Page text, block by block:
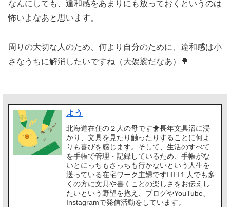
なんにしても、違和感をあまりにも放っておくというのは
怖いよなあと思います。
周りの大切な人のため、何より自分のために、違和感は小
さなうちに解消したいですね（大袈裟だなあ）🌳
よう
北海道在住の２人の母です🐥長年文具沼に浸
かり、文具を見たり触ったりすることに何よ
りも喜びを感じます。そして、生活のすべて
を手帳で管理・記録しているため、手帳がな
いとにっちもさっちも行かないという人生を
送っている在宅ワーク主婦です🙋🏻‍♀️１人でも多
くの方に文具や書くことの楽しさをお伝えし
たいという野望を抱え、ブログやYouTube、
Instagramで発信活動をしています。